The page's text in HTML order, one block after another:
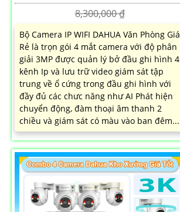
8,300,000 ₫
Bộ Camera IP WIFI DAHUA Văn Phòng Giá
Rẻ là trọn gói 4 mắt camera với độ phân
giải 3MP được quản lý bở đầu ghi hình 4
kênh Ip và lưu trữ video giám sát tập
trung về ổ cứng trong đầu ghi hình với
đầy đủ các chưc năng như AI Phát hiện
chuyển động, đàm thoại âm thanh 2
chiều và giám sát có màu vào ban đêm...